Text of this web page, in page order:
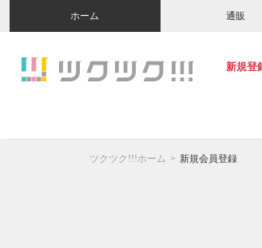
ホーム 通販
新規登
ツクツク!!!ホーム 新規会員登録